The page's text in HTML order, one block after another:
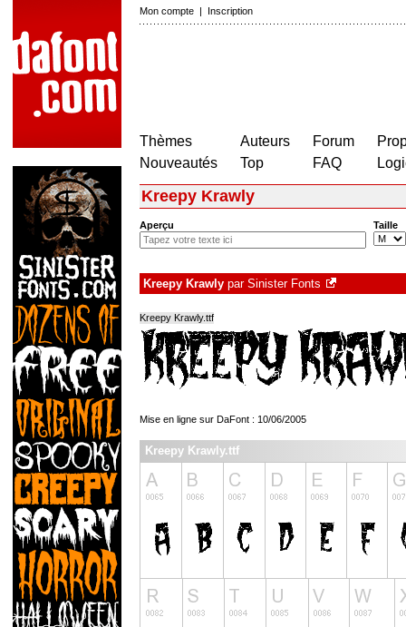
Mon compte | Inscription
Thèmes
Nouveautés
Auteurs
Top
Forum
FAQ
Kreepy Krawly
Aperçu Taille
Kreepy Krawly par Sinister Fonts
Kreepy Krawly.ttf
Mise en ligne sur DaFont : 10/06/2005
Kreepy Krawly.ttf